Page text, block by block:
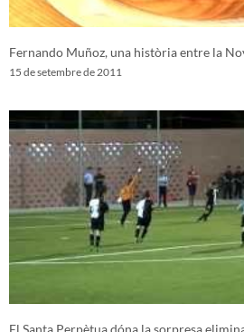
Fernando Muñoz, una història entre la
15 de setembre de 2011
El Santa Perpètua dóna la sorpresa